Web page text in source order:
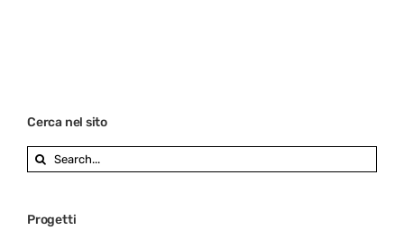
Cerca nel sito
Search
for:
Progetti